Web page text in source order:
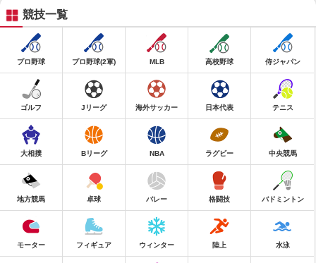
競技一覧
プロ野球 プロ野球(2軍) MLB 高校野球 侍ジャパン
ゴルフ Jリーグ 海外サッカー 日本代表 テニス
大相撲 Bリーグ NBA ラグビー 中央競馬
地方競馬 卓球 バレー 格闘技 バドミントン
モーター フィギュア ウィンター 陸上 水泳